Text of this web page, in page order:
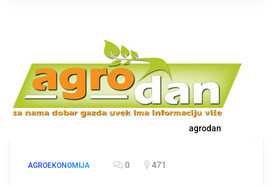
agrodan
AGROEKONOMIJA 0 471